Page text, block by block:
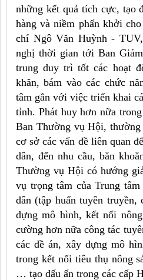
những kết quả tích cực, tạo
hàng và niềm phấn khởi
chí Ngô Văn Huỳnh -
nghị thời gian tới Ban
trung duy trì tốt các hoạt
khăn, bám vào các chức
tâm gắn với việc triển khai
tỉnh. Phát huy hơn nữa
Ban Thường vụ Hội,
cơ sở các vấn đề liên quan
dân, đến nhu cầu, băn
Thường vụ Hội có hướng
vụ trọng tâm của Trung
dân (tập huấn tuyên truyền,
dựng mô hình, kết nối
cường hơn nữa công tác
các đề án, xây dựng mô
trong kết nối tiêu thụ nông
… tạo dấu ấn trong các cấp